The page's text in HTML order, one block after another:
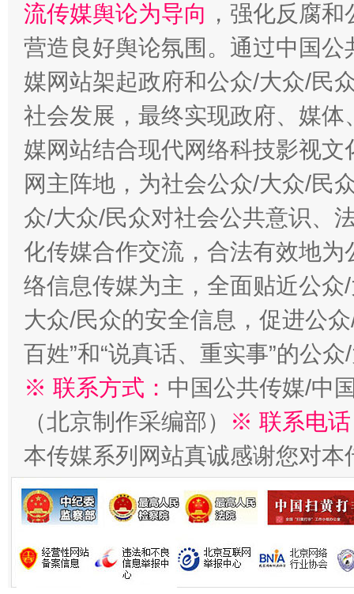
在谋一域中谋全局
今
习近平的博鳌关键词
“刷贴”乱象丛生
生
流传媒舆论为导向 ，强化反腐
营造良好舆论氛围。通过中国
媒网站架起政府和公众/大众/民
社会发展，最终实现政府、媒
媒网站结合现代网络科技影视
网主阵地，为社会公众/大众/民
众/大众/民众对社会公共意识、
化传媒合作交流，合法有效地
络信息传媒为主，全面贴近公
大众/民众的安全信息，促进公
百姓”和“说真话、重实事”的公
※ 联系方式： 中国公共传媒/中
（北京制作采编部）
※ 联系电
本传媒系列网站真诚感谢您对